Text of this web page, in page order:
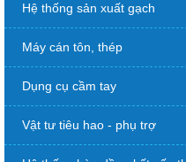
Hệ thống sản xuất gạch
Máy cán tôn, thép
Dụng cụ cầm tay
Vật tư tiêu hao - phụ trợ